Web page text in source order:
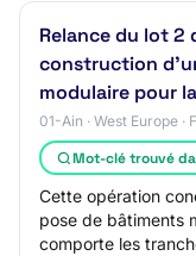
Relance du lot 2
construction
modulaire pour
01-Ain · West Europe ·
Mot-clé trouvé
Cette opération
pose de bâtiments
comporte les